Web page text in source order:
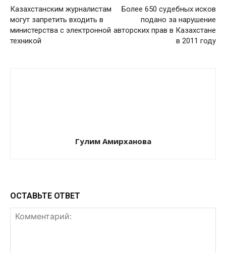
Казахстанским журналистам
могут запретить входить в
министерства с электронной
техникой
Более 650 судебных исков
подано за нарушение
авторских прав в Казахстане
в 2011 году
Гулим Амирханова
ОСТАВЬТЕ ОТВЕТ